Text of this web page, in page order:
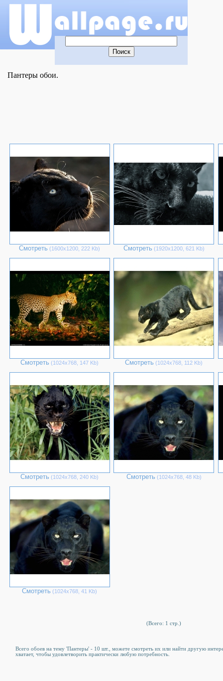
Пантеры обои.
Смотреть (1600х1200, 222 Kb) Смотреть (1920х1200, 621 Kb)
Смотреть (1024х768, 147 Kb) Смотреть (1024х768, 112 Kb)
Смотреть (1024х768, 240 Kb) Смотреть (1024х768, 48 Kb)
Смотреть (1024х768, 41 Kb)
(Всего: 1 стр.)
Всего обоев на тему 'Пантеры' - 10 шт., можете смотреть их или найти другую
хватает, чтобы удовлетворить практически любую потребность.